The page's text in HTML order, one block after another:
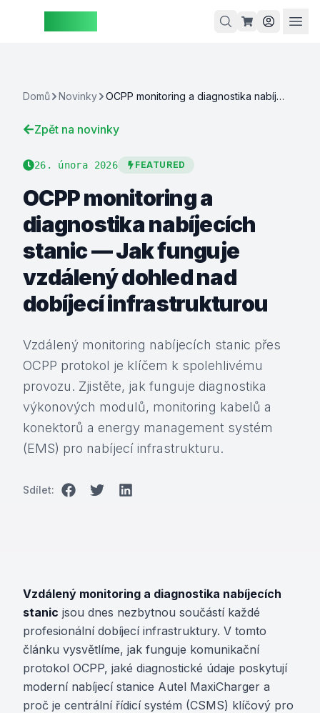
Košík je
si naše
Domů Novinky OCPP monitoring a diagnostika nabíjecích stanic — Jak funguje vzdálený dohled nad dobíjecí infrastrukturou
Zpět na novinky
26. února 2026 FEATURED
OCPP monitoring a
diagnostika nabíjecích
stanic — Jak funguje
vzdálený dohled nad
dobíjecí infrastrukturou
Vzdálený monitoring nabíjecích stanic přes
OCPP protokol je klíčem k spolehlivému
provozu. Zjistěte, jak funguje diagnostika
výkonových modulů, monitoring kabelů a
konektorů a energy management systém
(EMS) pro nabíjecí infrastrukturu.
Sdílet:
Vzdálený monitoring a diagnostika nabíjecích
stanic jsou dnes nezbytnou součástí každé
profesionální dobíjecí infrastruktury. V tomto
článku vysvětlíme, jak funguje komunikační
protokol OCPP, jaké diagnostické údaje poskytují
moderní nabíjecí stanice Autel MaxiCharger a
proč je centrální řídicí systém (CSMS) klíčový pro